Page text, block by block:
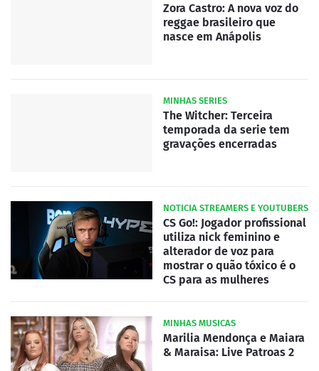
Zora Castro: A nova voz do
reggae brasileiro que
nasce em Anápolis
MINHAS SERIES
The Witcher: Terceira
temporada da serie tem
gravações encerradas
NOTICIA STREAMERS E YOUTUBERS
CS Go!: Jogador profissional
utiliza nick feminino e
alterador de voz para
mostrar o quão tóxico é o
CS para as mulheres
MINHAS MUSICAS
Marilia Mendonça e Maiara
& Maraisa: Live Patroas 2